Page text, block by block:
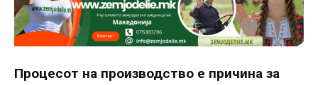
Процесот на производство е причина за